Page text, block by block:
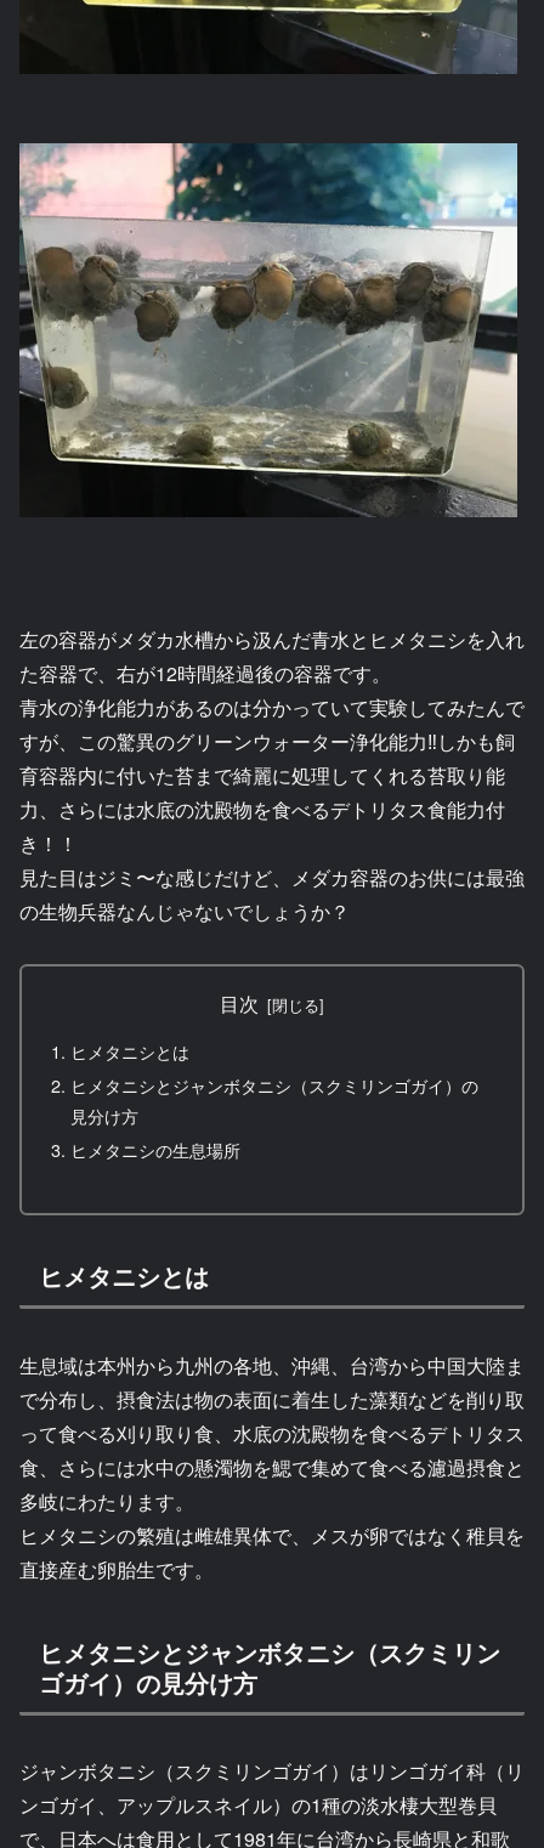
左の容器がメダカ水槽から汲んだ青水とヒメタニシを入れ
た容器で、右が12時間経過後の容器です。
青水の浄化能力があるのは分かっていて実験してみたんで
すが、この驚異のグリーンウォーター浄化能力‼︎しかも飼
育容器内に付いた苔まで綺麗に処理してくれる苔取り能
力、さらには水底の沈殿物を食べるデトリタス食能力付
き！！
見た目はジミ〜な感じだけど、メダカ容器のお供には最強
の生物兵器なんじゃないでしょうか？
目次
ヒメタニシとは
ヒメタニシとジャンボタニシ（スクミリンゴガイ）の
見分け方
ヒメタニシの生息場所
ヒメタニシとは
生息域は本州から九州の各地、沖縄、台湾から中国大陸ま
で分布し、摂食法は物の表面に着生した藻類などを削り取
って食べる刈り取り食、水底の沈殿物を食べるデトリタス
食、さらには水中の懸濁物を鰓で集めて食べる濾過摂食と
多岐にわたります。
ヒメタニシの繁殖は雌雄異体で、メスが卵ではなく稚貝を
直接産む卵胎生です。
ヒメタニシとジャンボタニシ（スクミリン
ゴガイ）の見分け方
ジャンボタニシ（スクミリンゴガイ）はリンゴガイ科（リ
ンゴガイ、アップルスネイル）の1種の淡水棲大型巻貝
で、日本へは食用として1981年に台湾から長崎県と和歌